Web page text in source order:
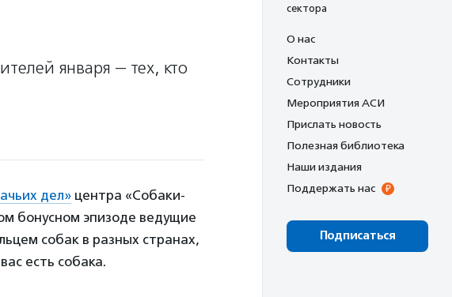
января — тех, кто
дел» центра «Собаки-
бонусном эпизоде ведущие
собак в разных странах,
есть собака.
сектора
О нас
Контакты
Сотрудники
Мероприятия АСИ
Прислать новость
Полезная библиотека
Наши издания
Поддержать нас
Подписаться